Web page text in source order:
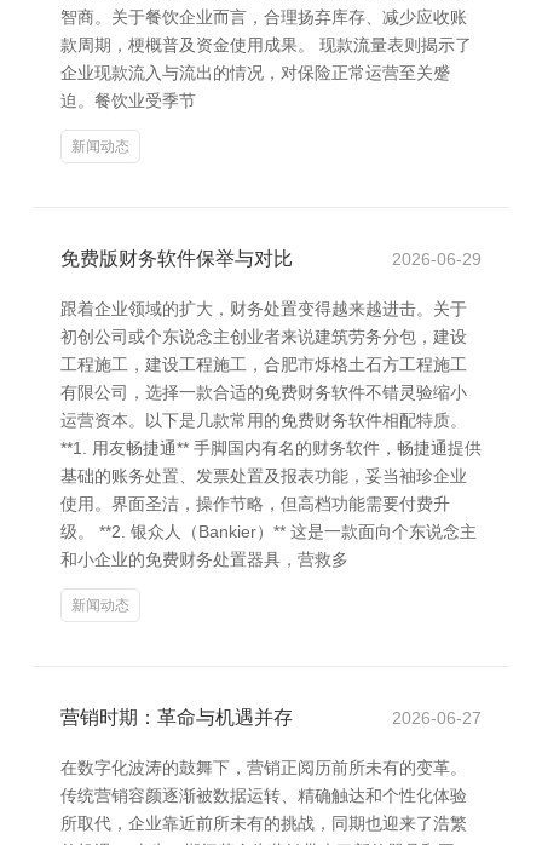
智商。关于餐饮企业而言，合理扬弃库存、减少应收账
款周期，梗概普及资金使用成果。 现款流量表则揭示了
企业现款流入与流出的情况，对保险正常运营至关蹙
迫。餐饮业受季节
新闻动态
免费版财务软件保举与对比 2026-06-29
跟着企业领域的扩大，财务处置变得越来越进击。关于
初创公司或个东说念主创业者来说建筑劳务分包，建设
工程施工，建设工程施工，合肥市烁格土石方工程施工
有限公司，选择一款合适的免费财务软件不错灵验缩小
运营资本。以下是几款常用的免费财务软件相配特质。
**1. 用友畅捷通** 手脚国内有名的财务软件，畅捷通提供
基础的账务处置、发票处置及报表功能，妥当袖珍企业
使用。界面圣洁，操作节略，但高档功能需要付费升
级。 **2. 银众人（Bankier）** 这是一款面向个东说念主
和小企业的免费财务处置器具，营救多
新闻动态
营销时期：革命与机遇并存 2026-06-27
在数字化波涛的鼓舞下，营销正阅历前所未有的变革。
传统营销容颜逐渐被数据运转、精确触达和个性化体验
所取代，企业靠近前所未有的挑战，同期也迎来了浩繁